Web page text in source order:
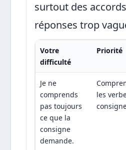
surtout des
réponses trop
Votre
difficulté
Priorité
Je ne
comprends
pas toujours
ce que la
consigne
demande.
les